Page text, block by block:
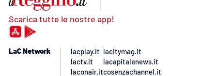
Scarica tutte le nostre app!
LaC Network
lacplay.it
lactv.it
laconair.it
lacitymag.it
lacapitalenews.it
cosenzachannel.it